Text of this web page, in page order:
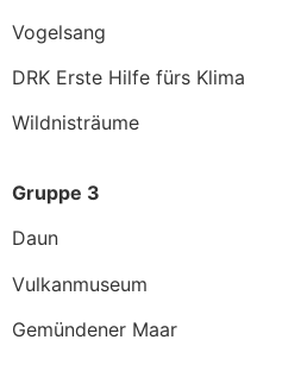
Vogelsang
DRK Erste Hilfe fürs Klima
Wildnisträume
Gruppe 3
Daun
Vulkanmuseum
Gemündener Maar